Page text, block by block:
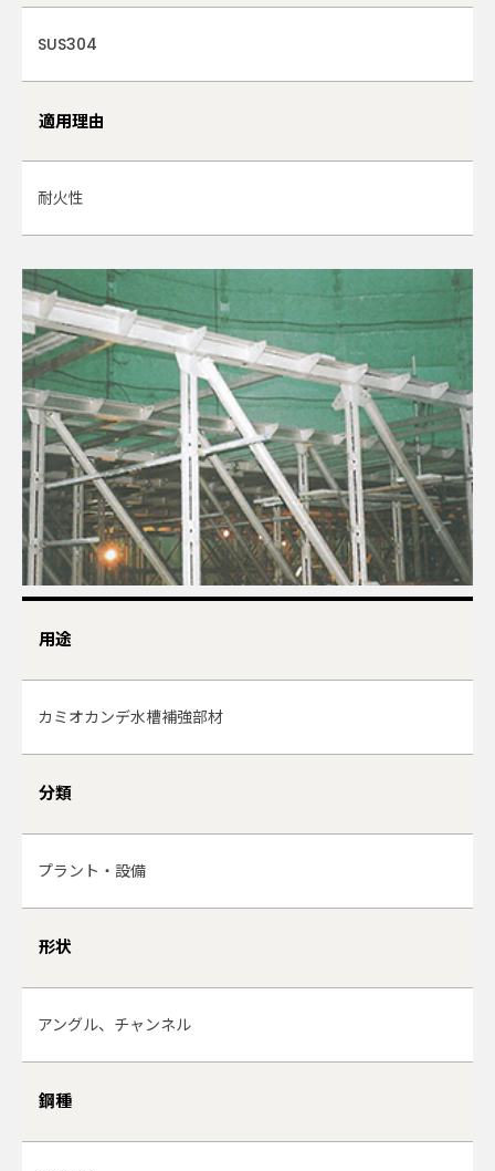
SUS304
適用理由
耐火性
用途
カミオカンデ水槽補強部材
分類
プラント・設備
形状
アングル、チャンネル
鋼種